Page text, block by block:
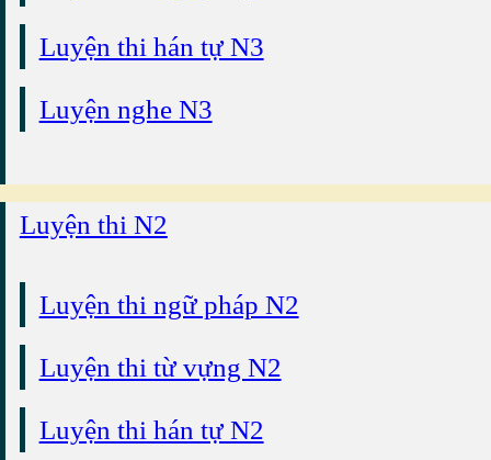
Luyện thi hán tự N3
Luyện nghe N3
Luyện thi N2
Luyện thi ngữ pháp N2
Luyện thi từ vựng N2
Luyện thi hán tự N2